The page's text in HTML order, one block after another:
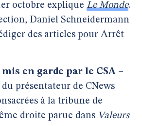
octobre explique Le Monde.
Daniel Schneidermann
des articles pour Arrêt
en garde par le CSA –
présentateur de CNews
à la tribune de
droite parue dans Valeurs